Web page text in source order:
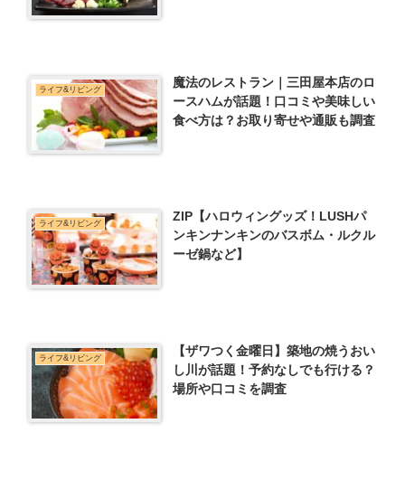
ライフ&リビング
魔法のレストラン｜三田屋本店のロ
ースハムが話題！口コミや美味しい
食べ方は？お取り寄せや通販も調査
ライフ&リビング
ZIP【ハロウィングッズ！LUSHパ
ンキンナンキンのバスボム・ルクル
ーゼ鍋など】
ライフ&リビング
【ザワつく金曜日】築地の焼うおい
し川が話題！予約なしでも行ける？
場所や口コミを調査